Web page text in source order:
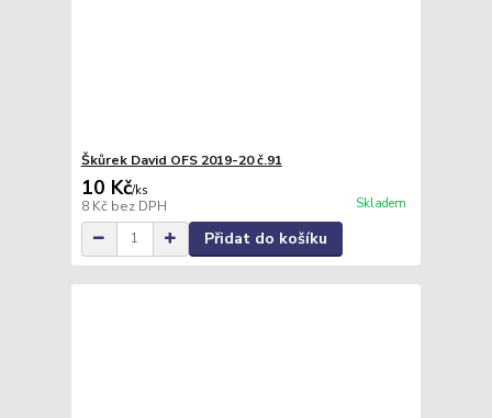
Škůrek David OFS 2019-20 č.91
10 Kč/ks
8 Kč bez DPH Skladem
Přidat do košíku